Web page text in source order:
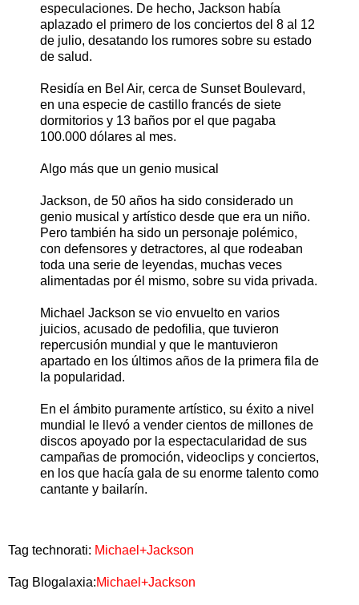
especulaciones. De hecho, Jackson había
aplazado el primero de los conciertos del 8 al 12
de julio, desatando los rumores sobre su estado
de salud.
Residía en Bel Air, cerca de Sunset Boulevard,
en una especie de castillo francés de siete
dormitorios y 13 baños por el que pagaba
100.000 dólares al mes.
Algo más que un genio musical
Jackson, de 50 años ha sido considerado un
genio musical y artístico desde que era un niño.
Pero también ha sido un personaje polémico,
con defensores y detractores, al que rodeaban
toda una serie de leyendas, muchas veces
alimentadas por él mismo, sobre su vida privada.
Michael Jackson se vio envuelto en varios
juicios, acusado de pedofilia, que tuvieron
repercusión mundial y que le mantuvieron
apartado en los últimos años de la primera fila de
la popularidad.
En el ámbito puramente artístico, su éxito a nivel
mundial le llevó a vender cientos de millones de
discos apoyado por la espectacularidad de sus
campañas de promoción, videoclips y conciertos,
en los que hacía gala de su enorme talento como
cantante y bailarín.
Tag technorati: Michael+Jackson
Tag Blogalaxia:Michael+Jackson